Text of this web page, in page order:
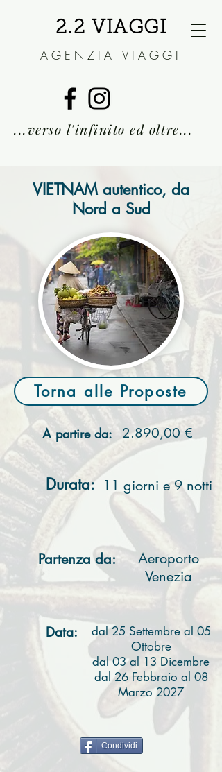
2.2 VIAGGI
AGENZIA VIAGGI
...verso l'infinito ed oltre...
VIETNAM autentico, da
Nord a Sud
Torna alle Proposte
2.890,00 €
A partire da:
Durata: 11 giorni e 9 notti
Aeroporto
Venezia
Partenza da:
Data:
dal 25 Settembre al 05
Ottobre
dal 03 al 13 Dicembre
dal 26 Febbraio al 08
Marzo 2027
Condividi